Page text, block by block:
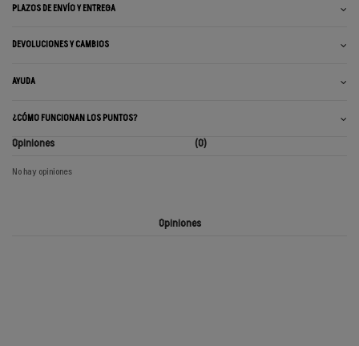
PLAZOS DE ENVÍO Y ENTREGA
DEVOLUCIONES Y CAMBIOS
AYUDA
¿CÓMO FUNCIONAN LOS PUNTOS?
Opiniones (0)
No hay opiniones
Opiniones